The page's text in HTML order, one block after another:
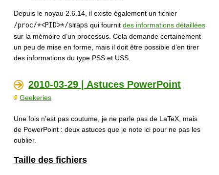
Depuis le noyau 2.6.14, il existe également un fichier
/proc/*<PID>*/smaps qui fournit des informations détaillées
sur la mémoire d’un processus. Cela demande certainement
un peu de mise en forme, mais il doit être possible d’en tirer
des informations du type PSS et USS.
2010-03-29 | Astuces PowerPoint
Geekeries
Une fois n’est pas coutume, je ne parle pas de LaTeX, mais
de PowerPoint : deux astuces que je note ici pour ne pas les
oublier.
Taille des fichiers